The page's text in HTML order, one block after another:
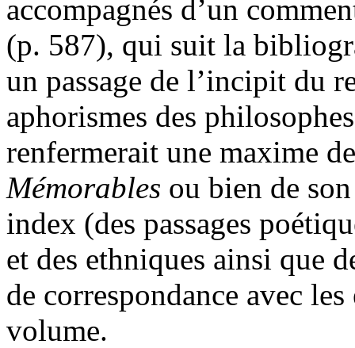
accompagnés d’un
(p. 587), qui suit la
un passage de l’incipit du
aphorismes des
renfermerait une maxime
Mémorables ou bien de
index (des passages
et des ethniques ainsi que
de correspondance avec
volume.